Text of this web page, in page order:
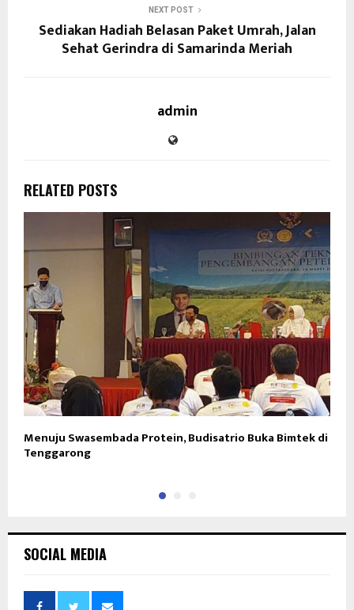
NEXT POST
Sediakan Hadiah Belasan Paket Umrah, Jalan
Sehat Gerindra di Samarinda Meriah
admin
RELATED POSTS
Menuju Swasembada Protein, Budisatrio Buka Bimtek di
Tenggarong
SOCIAL MEDIA